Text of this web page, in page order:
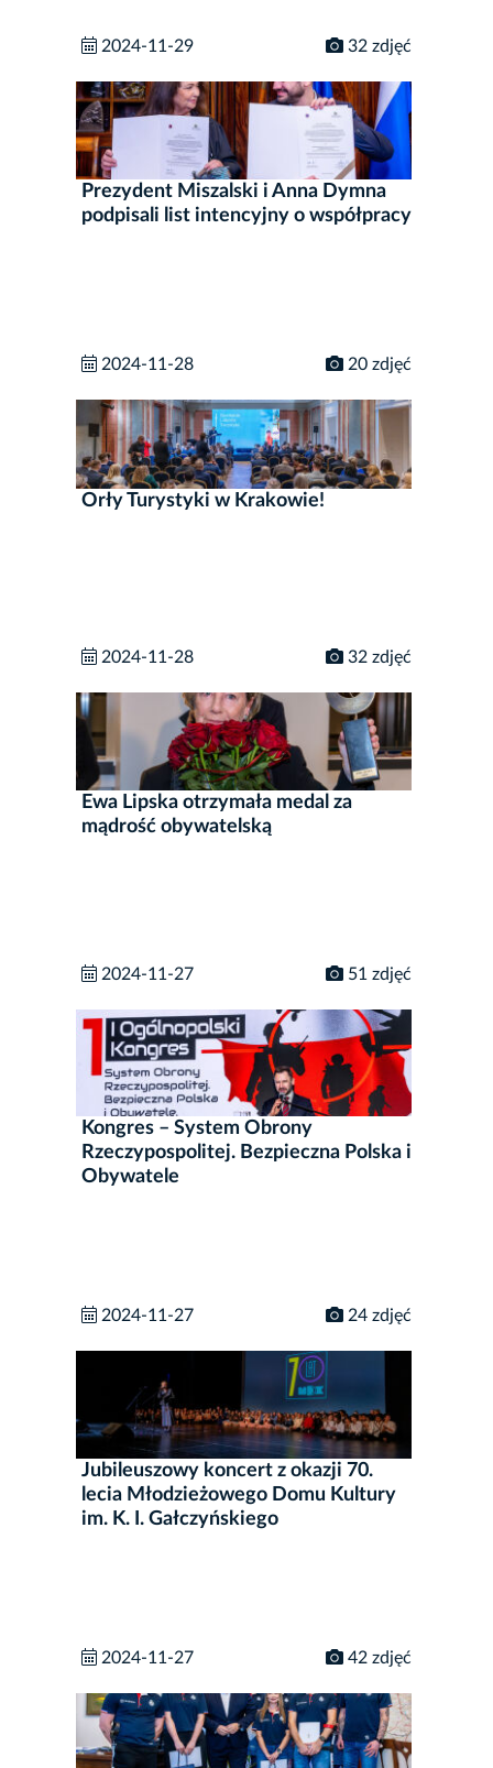
2024-11-29 32 zdjęć
Prezydent Miszalski i Anna Dymna
podpisali list intencyjny o współpracy
2024-11-28 20 zdjęć
Orły Turystyki w Krakowie!
2024-11-28 32 zdjęć
Ewa Lipska otrzymała medal za
mądrość obywatelską
2024-11-27 51 zdjęć
Kongres – System Obrony
Rzeczypospolitej. Bezpieczna Polska i
Obywatele
2024-11-27 24 zdjęć
Jubileuszowy koncert z okazji 70.
lecia Młodzieżowego Domu Kultury
im. K. I. Gałczyńskiego
2024-11-27 42 zdjęć